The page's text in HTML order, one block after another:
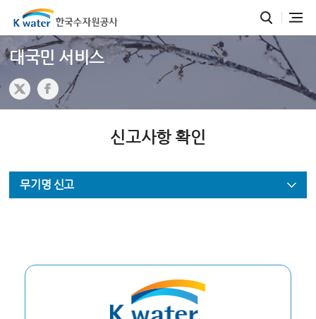
대국민 서비스
신고사항 확인
무기명 신고